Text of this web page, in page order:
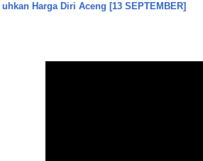
uhkan Harga Diri Aceng [13 SEPTEMBER]